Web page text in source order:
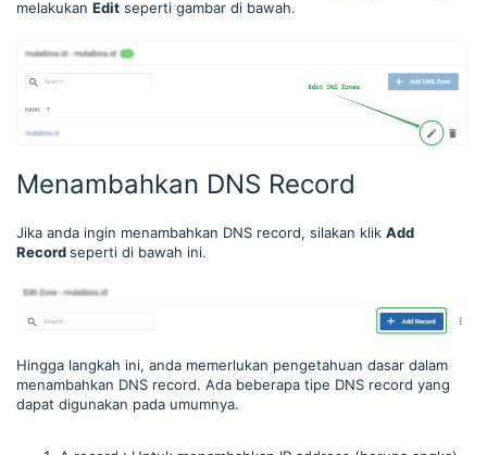
melakukan Edit seperti gambar di bawah.
Menambahkan DNS Record
Jika anda ingin menambahkan DNS record, silakan klik Add
Recordseperti di bawah ini.
Hingga langkah ini, anda memerlukan pengetahuan dasar dalam
menambahkan DNS record. Ada beberapa tipe DNS record yang
dapat digunakan pada umumnya.